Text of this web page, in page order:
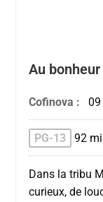
Au
Cofinova : 09
PG-13 92
Dans la tribu
curieux, de